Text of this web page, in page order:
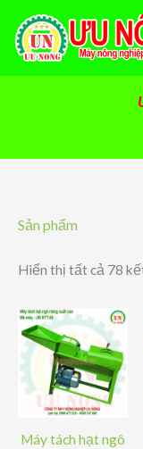
tới
nội
dung
Sản phẩm
Hiển thị tất cả 78
Máy tách hạt ngô